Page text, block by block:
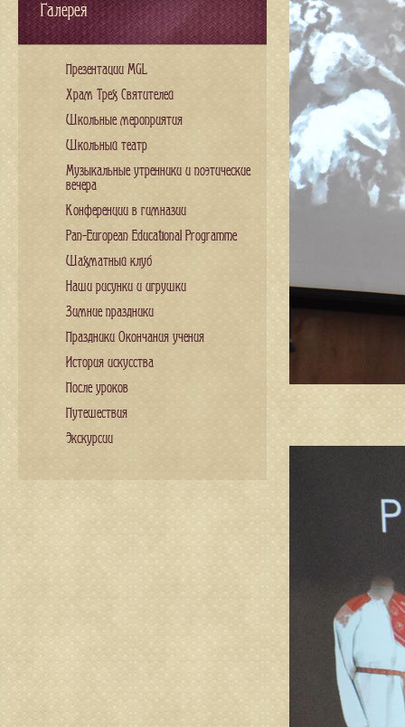
Галерея
Презентации MGL
Храм Трех Святителей
Школьные мероприятия
Школьный театр
Музыкальные утренники и поэтические
вечера
Конференции в гимназии
Pan-European Educational Programme
Шахматный клуб
Наши рисунки и игрушки
Зимние праздники
Праздники Окончания учения
История искусства
После уроков
Путешествия
Экскурсии